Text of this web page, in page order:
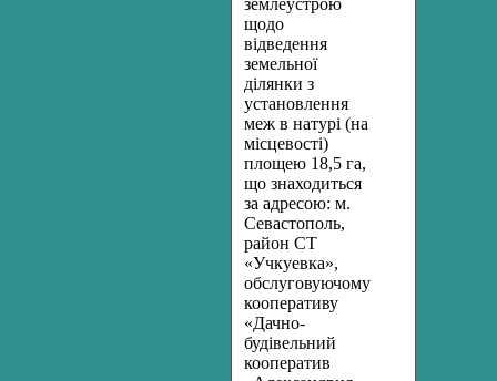
землеустрою
щодо
відведення
земельної
ділянки з
установлення
меж в натурі (на
місцевості)
площею 18,5 га,
що знаходиться
за адресою: м.
Севастополь,
район СТ
«Учкуевка»,
обслуговуючому
кооперативу
«Дачно-
будівельний
кооператив